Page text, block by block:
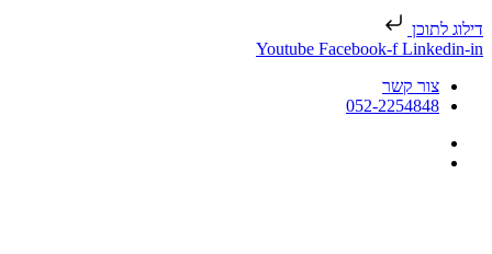
דילוג לתוכן
Youtube Facebook-f Linkedin-in
צור קשר
052-2254848